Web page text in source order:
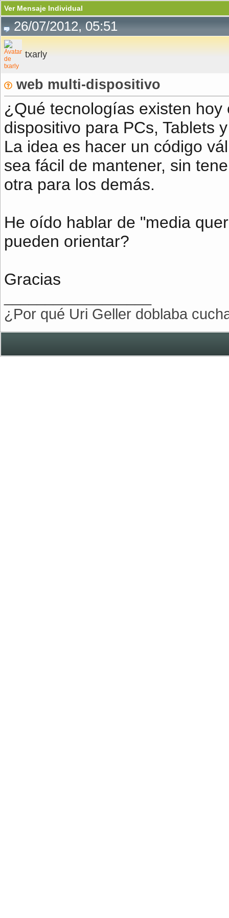
Ver Mensaje Individual
26/07/2012, 05:51
txarly
web multi-dispositivo
¿Qué tecnologías existen
dispositivo para PCs, Tablets
La idea es hacer un código
sea fácil de mantener, sin
otra para los demás.
He oído hablar de "media
pueden orientar?
Gracias
¿Por qué Uri Geller doblaba